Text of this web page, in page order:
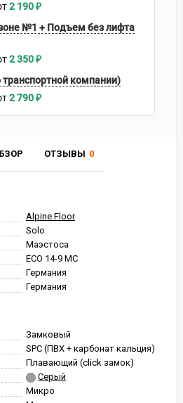
ОТЗЫВЫ 0
Alpine Floor
Solo
Маэстоса
ЕСО 14-9 MC
Германия
Германия
Замковый
SPC (ПВХ + карбонат кальция)
Плавающий (click замок)
Серый
Микро
2 190₽
№1 + Подъем без лифта
2 350₽
компании)
2 790₽